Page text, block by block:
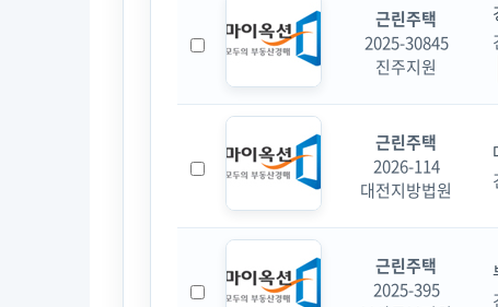
근린주택
2025-30845
진주지원
근린주택
2026-114
대전지방법원
근린주택
2025-395